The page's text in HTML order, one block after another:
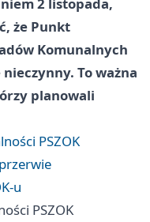
że Punkt
Komunalnych
To ważna
planowali
PSZOK
u
PSZOK